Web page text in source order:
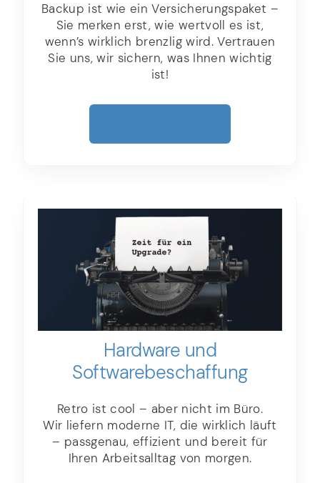
Backup ist wie ein Versicherungspaket –
Sie merken erst, wie wertvoll es ist,
wenn’s wirklich brenzlig wird. Vertrauen
Sie uns, wir sichern, was Ihnen wichtig
ist!
Hardware und
Software­­beschaffung
Retro ist cool – aber nicht im Büro.
Wir liefern moderne IT, die wirklich läuft
– passgenau, effizient und bereit für
Ihren Arbeitsalltag von morgen.